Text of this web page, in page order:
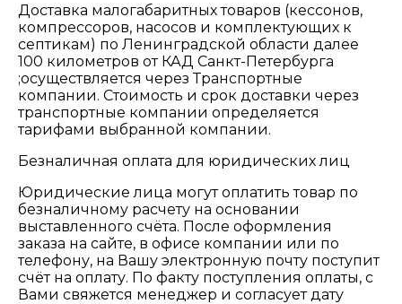
Доставка малогабаритных товаров (кессонов,
компрессоров, насосов и комплектующих к
септикам) по Ленинградской области далее
100 километров от КАД Санкт-Петербурга
;осуществляется через Транспортные
компании. Стоимость и срок доставки через
транспортные компании определяется
тарифами выбранной компании.
Безналичная оплата для юридических лиц
Юридические лица могут оплатить товар по
безналичному расчету на основании
выставленного счёта. После оформления
заказа на сайте, в офисе компании или по
телефону, на Вашу электронную почту поступит
счёт на оплату. По факту поступления оплаты, с
Вами свяжется менеджер и согласует дату